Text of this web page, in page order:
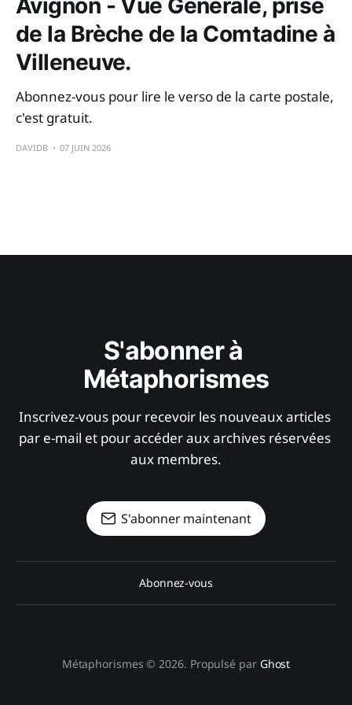
de la Brèche de la Comtadine à
Villeneuve.
Abonnez-vous pour lire le verso de la carte postale,
c'est gratuit.
DAVIDB 07 JUIN 2026
S'abonner à
Métaphorismes
Inscrivez-vous pour recevoir les nouveaux articles
par e-mail et pour accéder aux archives réservées
aux membres.
S'abonner maintenant
Abonnez-vous
Métaphorismes © 2026. Propulsé par Ghost